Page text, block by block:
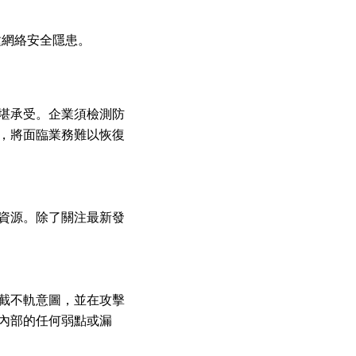
絡安全隱患。
承受。企業須檢測防
將面臨業務難以恢復
源。除了關注最新發
不軌意圖，並在攻擊
部的任何弱點或漏